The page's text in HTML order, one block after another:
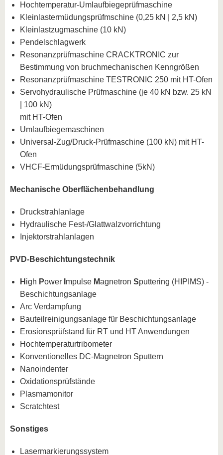
Hochtemperatur-Umlaufbiegeprüfmaschine
Kleinlastermüdungsprüfmschine (0,25 kN | 2,5 kN)
Kleinlastzugmaschine (10 kN)
Pendelschlagwerk
Resonanzprüfmaschine CRACKTRONIC zur
Bestimmung von bruchmechanischen Kenngrößen
Resonanzprüfmaschine TESTRONIC 250 mit HT-Ofen
Servohydraulische Prüfmaschine (je 40 kN bzw. 25 kN
| 100 kN)
mit HT-Ofen
Umlaufbiegemaschinen
Universal-Zug/Druck-Prüfmaschine (100 kN) mit HT-
Ofen
VHCF-Ermüdungsprüfmaschine (5kN)
Mechanische Oberflächenbehandlung
Druckstrahlanlage
Hydraulische Fest-/Glattwalzvorrichtung
Injektorstrahlanlagen
PVD-Beschichtungstechnik
H igh Power mpulse Magnetron Sputtering (HIPIMS) -
Beschichtungsanlage
Arc Verdampfung
Bauteilreinigungsanlage für Beschichtungsanlage
Erosionsprüfstand für RT und HT Anwendungen
Hochtemperaturtribometer
Konventionelles DC-Magnetron Sputtern
Nanoindenter
Oxidationsprüfstände
Plasmamonitor
Scratchtest
Sonstiges
Lasermarkierungssystem